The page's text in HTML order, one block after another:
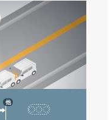
他